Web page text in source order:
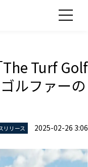
Turf Golf
ルファーの
リリース 2025-02-26 3:06